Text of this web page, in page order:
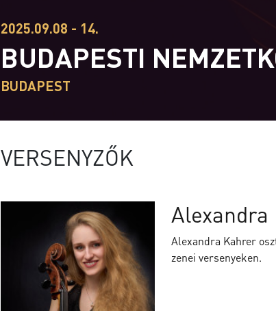
2025.09.08 - 14.
BUDAPESTI
BUDAPEST
VERSENYZŐK
Alexandra Kahrer
zenei versenyeken.